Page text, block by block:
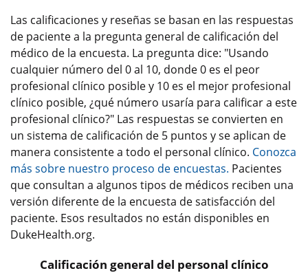
Las calificaciones y reseñas se basan en las respuestas
de paciente a la pregunta general de calificación del
médico de la encuesta. La pregunta dice: "Usando
cualquier número del 0 al 10, donde 0 es el peor
profesional clínico posible y 10 es el mejor profesional
clínico posible, ¿qué número usaría para calificar a este
profesional clínico?" Las respuestas se convierten en
un sistema de calificación de 5 puntos y se aplican de
manera consistente a todo el personal clínico. Conozca
más sobre nuestro proceso de encuestas. Pacientes
que consultan a algunos tipos de médicos reciben una
versión diferente de la encuesta de satisfacción del
paciente. Esos resultados no están disponibles en
DukeHealth.org.
Calificación general del personal clínico